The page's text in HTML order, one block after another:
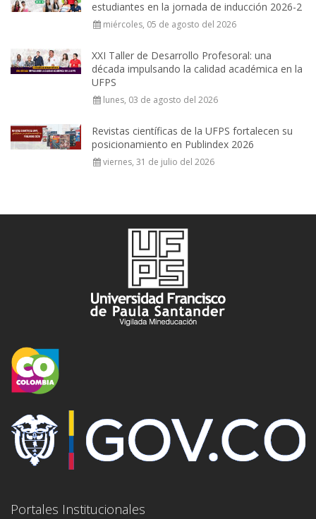
estudiantes en la jornada de inducción 2026-2
miércoles, 05 de agosto del 2026
XXI Taller de Desarrollo Profesoral: una
década impulsando la calidad académica en la
UFPS
lunes, 03 de agosto del 2026
Revistas científicas de la UFPS fortalecen su
posicionamiento en Publindex 2026
viernes, 31 de julio del 2026
Portales Institucionales